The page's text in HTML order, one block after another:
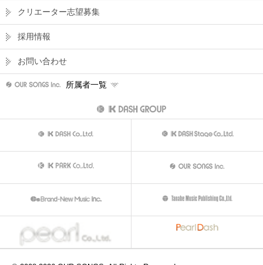
クリエーター志望募集
採用情報
お問い合わせ
所属者一覧